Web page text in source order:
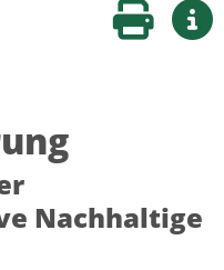
Seite
Nachhaltige